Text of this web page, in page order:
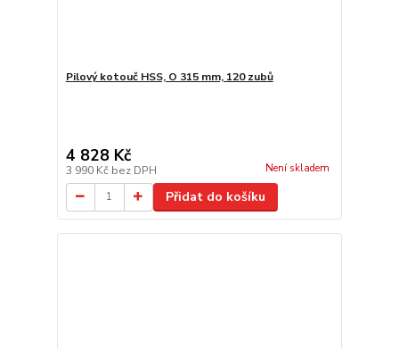
Pilový kotouč HSS, O 315 mm, 120 zubů
4 828 Kč
3 990 Kč bez DPH Není skladem
Přidat do košíku